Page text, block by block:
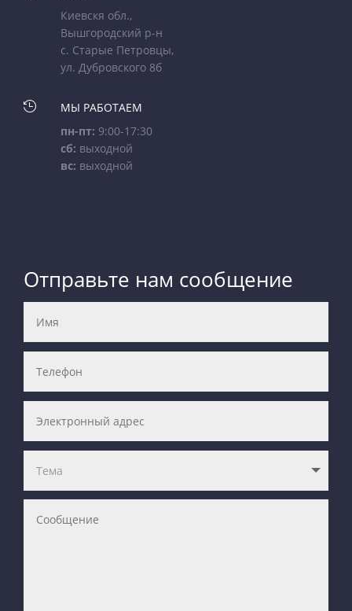
Киевскя обл.,
Вышгородский р-н
с. Старые Петровцы,
ул. Дубровского 8б

МЫ РАБОТАЕМ
пн-пт: 9:00-17:30
сб: выходной
вс: выходной
Отправьте нам сообщение